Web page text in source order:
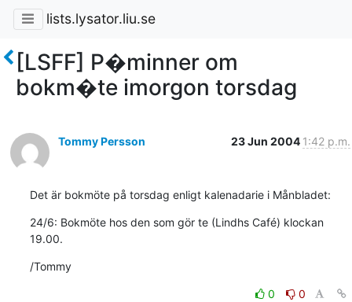
lists.lysator.liu.se
[LSFF] P�minner om
bokm�te imorgon torsdag
Tommy Persson 23 Jun 2004 1:42 p.m.
Det är bokmöte på torsdag enligt kalenadarie i Månbladet:
24/6: Bokmöte hos den som gör te (Lindhs Café) klockan
19.00.
/Tommy
0
0